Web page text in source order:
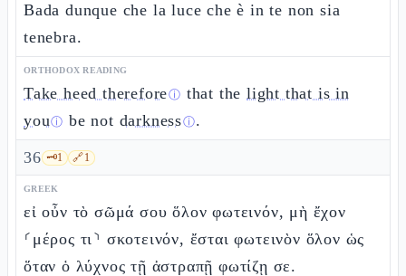
Bada dunque che la luce che è in te non sia
tenebra.
ORTHODOX READING
Take heed thereforeⓘ that thelight that is in
youⓘ be not darknessⓘ.
36 🗝️1 🔗1
GREEK
εἰ οὖν τὸ σῶμά σου ὅλον φωτεινόν, μὴ ἔχον
⸂μέρος τι⸃ σκοτεινόν, ἔσται φωτεινὸν ὅλον ὡς
ὅταν ὁ λύχνος τῇ ἀστραπῇ φωτίζῃ σε.